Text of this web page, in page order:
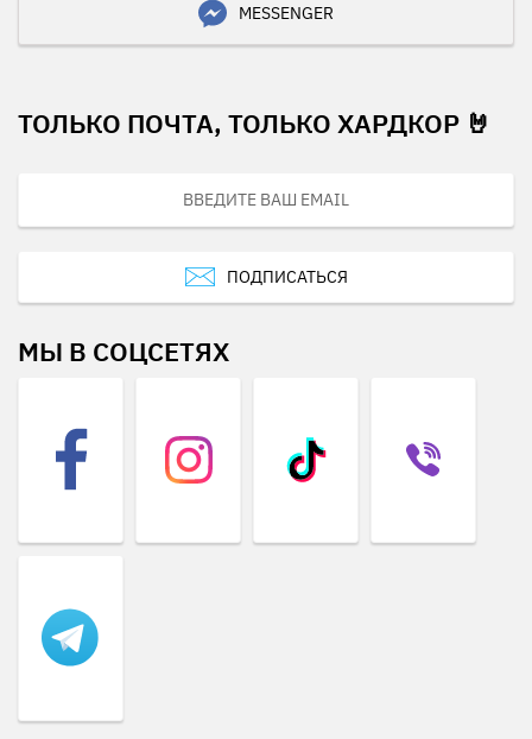
MESSENGER
ТОЛЬКО ПОЧТА, ТОЛЬКО ХАРДКОР 🤘
ПОДПИСАТЬСЯ
МЫ В СОЦСЕТЯХ